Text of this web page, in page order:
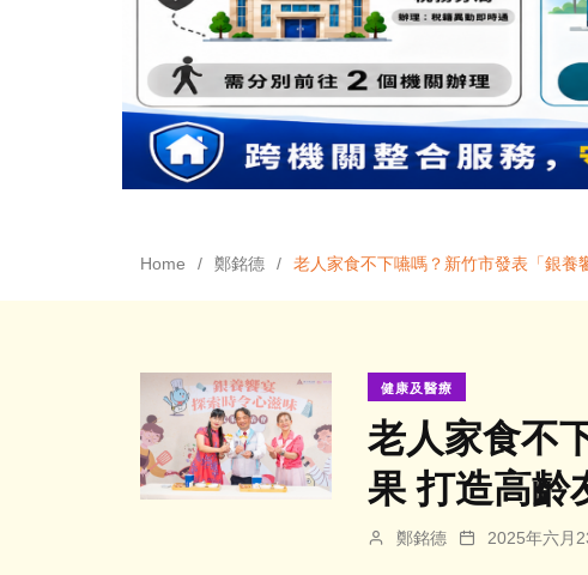
Home 鄭銘德 老人家食不下嚥嗎？新竹市發表「銀養
健康及醫療
老人家食不
果 打造高齡
鄭銘德 2025年六月